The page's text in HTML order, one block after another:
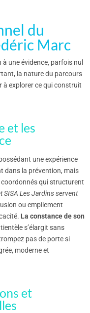
du
Marc
une évidence, parfois nul
la nature du parcours
à explorer ce qui construit
et les
une expérience
dans la prévention, mais
qui structurent
SISA Les Jardins servent
ou empilement
La constance de son
s’élargit sans
pas de porte si
moderne et
et